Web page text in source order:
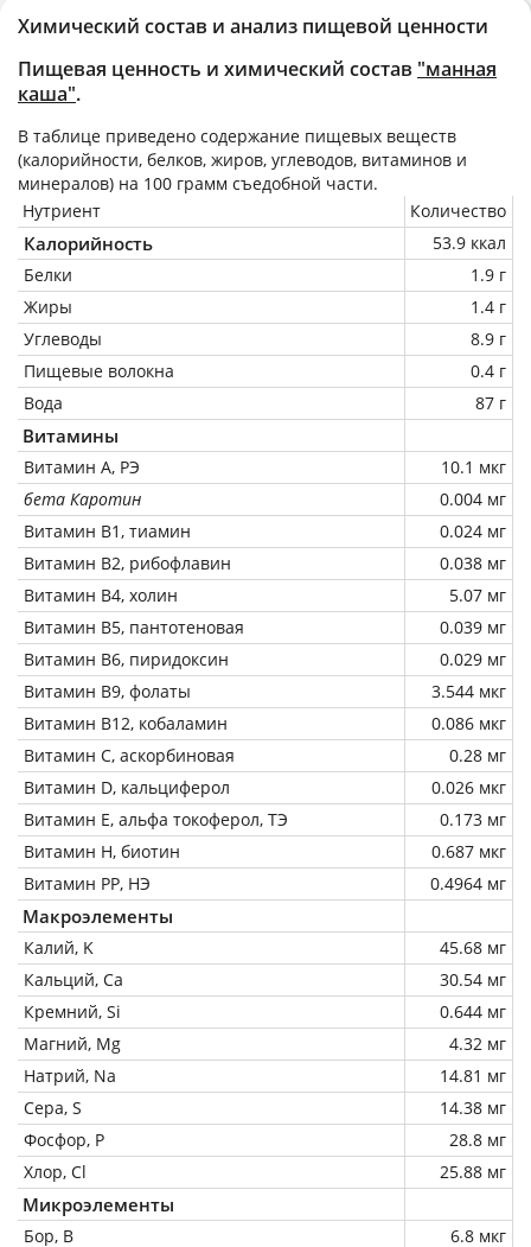
Химический состав и анализ пищевой ценности
Пищевая ценность и химический состав "манная
каша".
В таблице приведено содержание пищевых веществ
(калорийности, белков, жиров, углеводов, витаминов и
минералов) на 100 грамм съедобной части.
Нутриент
Количество
Калорийность
53.9 ккал
Белки
1.9 г
Жиры
1.4 г
Углеводы
8.9 г
Пищевые волокна
0.4 г
Вода
87 г
Витамины
Витамин А, РЭ
10.1 мкг
бета Каротин
0.004 мг
Витамин В1, тиамин
0.024 мг
Витамин В2, рибофлавин
0.038 мг
Витамин В4, холин
5.07 мг
Витамин В5, пантотеновая
0.039 мг
Витамин В6, пиридоксин
0.029 мг
Витамин В9, фолаты
3.544 мкг
Витамин В12, кобаламин
0.086 мкг
Витамин C, аскорбиновая
0.28 мг
Витамин D, кальциферол
0.026 мкг
Витамин Е, альфа токоферол, ТЭ
0.173 мг
Витамин Н, биотин
0.687 мкг
Витамин РР, НЭ
0.4964 мг
Макроэлементы
Калий, K
45.68 мг
Кальций, Ca
30.54 мг
Кремний, Si
0.644 мг
Магний, Mg
4.32 мг
Натрий, Na
14.81 мг
Сера, S
14.38 мг
Фосфор, P
28.8 мг
Хлор, Cl
25.88 мг
Микроэлементы
Бор, B 6.8 мкг